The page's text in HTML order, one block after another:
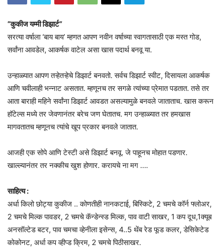
“कुकीज यम्मी डिझार्ट”
सरत्या वर्षाला ‘बाय बाय’ म्हणत आपण नवीन वर्षाच्या स्वागतासाठी एक मस्त गोड,
सर्वांना आवडेल, आकर्षक वाटेल असा खास पदार्थ बनवू या.
उन्हाळ्यात आपण तऱ्हेतऱ्हेचे डिझार्ट बनवतो. सर्वच डिझार्ट स्वीट, दिसायला आकर्षक
आणि चवीलाही भन्नाट असतात. म्हणूनच तर सगळे त्यांच्या प्रेमात पडतात. तसे तर
आता बाराही महिने सर्वांना डिझार्ट आवडत असल्यामुळे बनवले जाताताच. खास करून
हॉटेल्स मध्ये तर जेवणानंतर बरेच जण घेतातच. मग उन्हाळ्यात तर हमखास
मागवतातच म्हणूनच त्यांचे खूप प्रकार बनवले जातात.
आजही एक सोपे आणि टेस्टी असे डिझार्ट बनवू. जे पाहूनच मोहात पडणार.
खाल्ल्यानंतर तर नक्कीच खुश होणार. करायचे ना मग ….
साहित्य :
अर्धा किलो छोट्या कुकीज .. कोणतीही नानकटाई, बिस्किटे, 2 चमचे कॉर्न फ्लोअर,
2 चमचे मिल्क पावडर, 2 चमचे कॅन्डेन्स्ड मिल्क, पाव वाटी साखर, 1 कप दूध,1क्यूब
अनसॉल्टेड बटर, पाव चमचा व्हेनीला इसेन्स, 4..5 थेंब रेड फूड कलर, डेसिकेटेड
कोकोनट, अर्धा कप व्हीप्ड क्रिम, 2 चमचे पिठीसाखर.